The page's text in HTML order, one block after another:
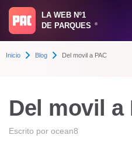
LA WEB Nº1
DE PARQUES
®
Inicio Blog Del movil a PAC
Del movil a
Escrito por ocean8